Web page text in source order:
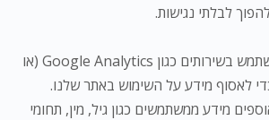
לבלתי נגישות.
האתר שלנו עשוי להשתמש בשירותים כגון Google Analytics (או
לאסוף מידע על השימוש באתר שלנו.
מידע ממשתמשים כגון גיל, מין, תחומי